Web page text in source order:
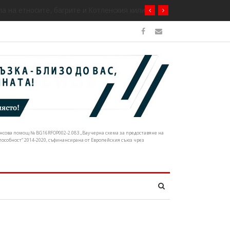
на етносите, багрите и Котленския килим
помощ № BG16RFOP002-2.083 „Ваучерна схема за предоставяне на
2014-2020, съфинансирана от Европейския съюз чрез